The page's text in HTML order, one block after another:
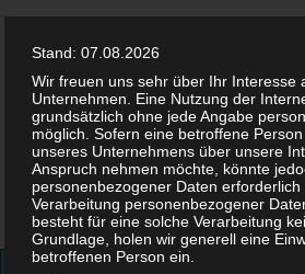
Suchen
nach:
Stand: 07.08.2026
Wir freuen uns sehr über Ihr Interesse
Unternehmen. Eine Nutzung der
grundsätzlich ohne jede Angabe
möglich. Sofern eine betroffene
unseres Unternehmens über unsere
Anspruch nehmen möchte, könnte
personenbezogener Daten
Verarbeitung personenbezogener
besteht für eine solche Verarbeitung
Grundlage, holen wir generell eine
betroffenen Person ein.